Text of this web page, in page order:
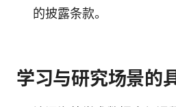
的披露条款。
学习与研究场景的